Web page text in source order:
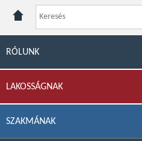
RÓLUNK
LAKOSSÁGNAK
SZAKMÁNAK